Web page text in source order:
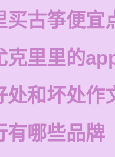
买古筝便宜
克里里的
处和坏处作
有哪些品牌